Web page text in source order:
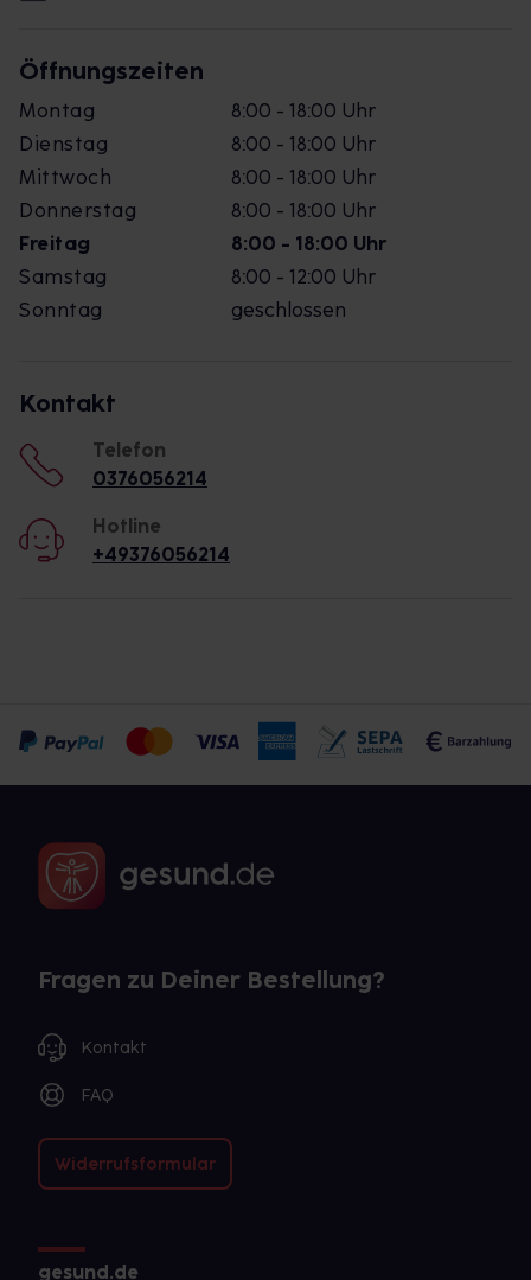
Öffnungszeiten
Montag
8:00 - 18:00 Uhr
Dienstag
8:00 - 18:00 Uhr
Mittwoch
8:00 - 18:00 Uhr
Donnerstag
8:00 - 18:00 Uhr
Freitag
8:00 - 18:00 Uhr
Samstag
8:00 - 12:00 Uhr
Sonntag
geschlossen
Kontakt
Telefon
0376056214
Hotline
+49376056214
Fragen zu Deiner Bestellung?
Kontakt
FAQ
Widerrufsformular
gesund.de